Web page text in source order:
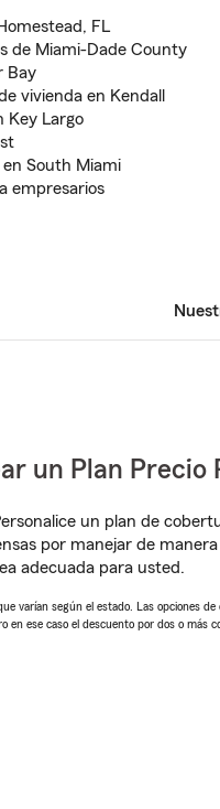
FL
de Miami-Dade County
Bay
vivienda en Kendall
Key Largo
South Miami
empresarios
un Plan Precio
un plan de
por manejar de
adecuada para usted.
varían según el estado. Las opciones
ese caso el descuento por dos o